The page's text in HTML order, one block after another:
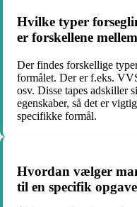
Hvilke typer
er forskellene
Der findes forskellige
formålet. Der er f.eks.
osv. Disse tapes adskiller
egenskaber, så det er
specifikke formål.
Hvordan vælger
til en specifik